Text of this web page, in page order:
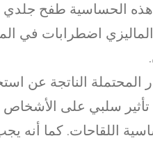
الحساسية طفح جلدي
اضطرابات في
المحتملة الناتجة عن
تأثير سلبي على
اللقاحات. كما أنه